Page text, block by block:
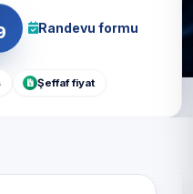
Randevu formu
Şeffaf fiyat